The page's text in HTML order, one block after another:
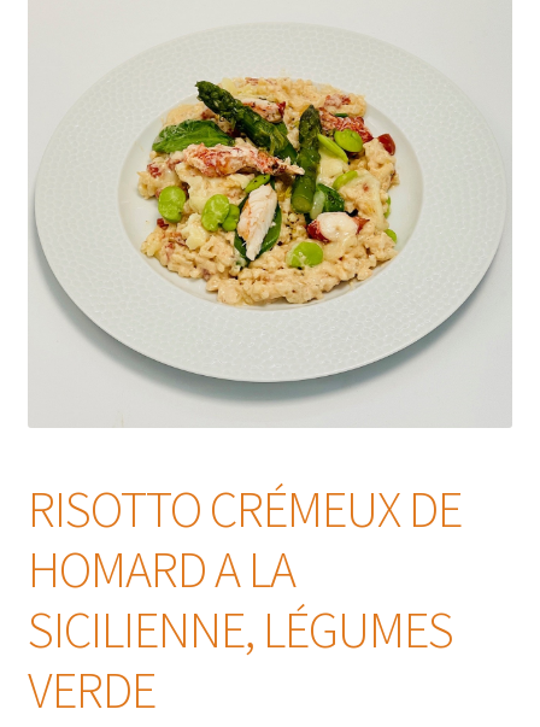
RISOTTO CRÉMEUX DE
HOMARD A LA
SICILIENNE, LÉGUMES
VERDE